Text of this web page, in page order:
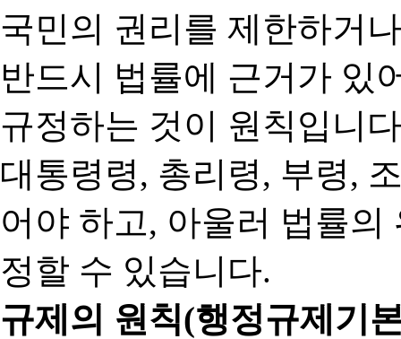
국민의 권리를 제한하거
반드시 법률에 근거가 있
규정하는 것이 원칙입니
대통령령, 총리령, 부령,
어야 하고, 아울러 법률
정할 수 있습니다.
규제의 원칙(행정규제기